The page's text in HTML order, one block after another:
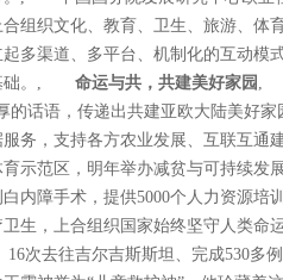
组织文化、教育、卫生、旅游、体
多渠道、多平台、机制化的互动模
基础。, 命运与共，共建美好家园 , “
的话语，传递出共建亚欧大陆美
服务，支持各方农业发展、互联互
示范区，明年举办减贫与可持续发
例白内障手术，提供5000个人
生，上合组织国家始终坚守人类命
去往吉尔吉斯斯坦、完成530多例